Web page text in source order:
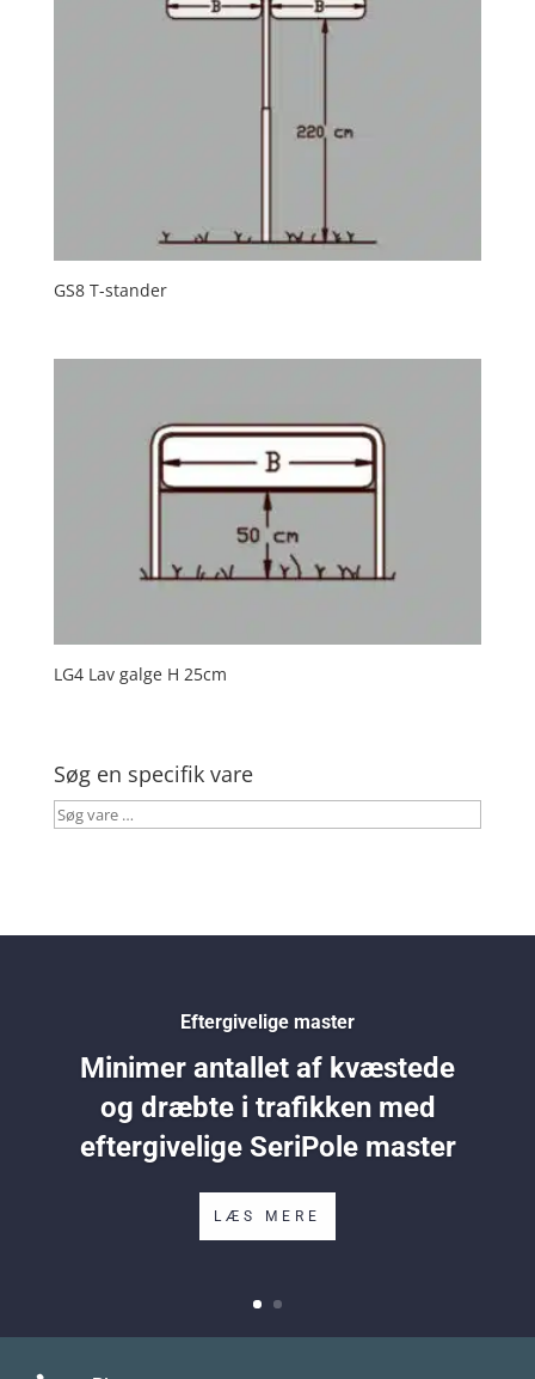
GS8 T-stander
LG4 Lav galge H 25cm
Søg en specifik vare
Søg
Eftergivelige master
Minimer antallet af kvæstede
og dræbte i trafikken med
eftergivelige SeriPole master
LÆS MERE